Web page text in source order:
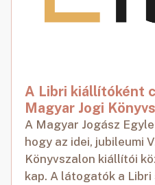
A Libri kiállítóként
Magyar Jogi
A Magyar Jogász
hogy az idei, jubileumi
Könyvszalon kiállítói
kap. A látogatók a